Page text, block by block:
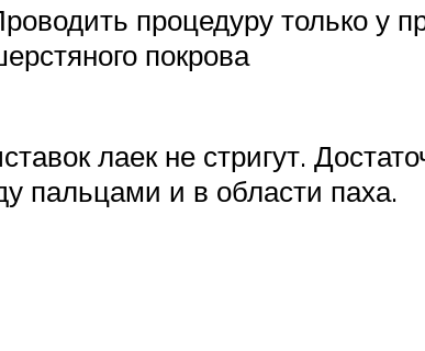
процедуру только у
покрова
лаек не стригут.
пальцами и в области паха.